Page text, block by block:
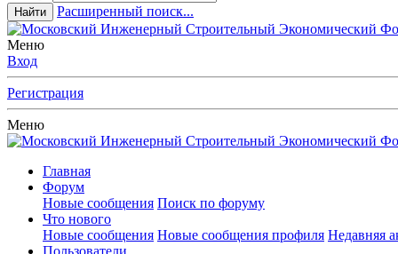
Найти Расширенный поиск...
Меню
Вход
Регистрация
Меню
Главная
Форум
Новые сообщения Поиск по форуму
Что нового
Новые сообщения Новые сообщения профиля Недавняя